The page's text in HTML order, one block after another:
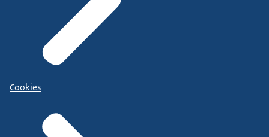
Cookies